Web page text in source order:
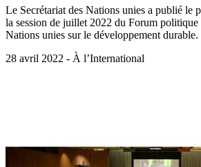
Le Secrétariat des Nations unies a publié le
la session de juillet 2022 du Forum politique
Nations unies sur le développement durable.
28 avril 2022 - À l’International